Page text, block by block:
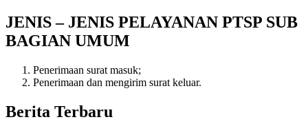
JENIS – JENIS PELAYANAN PTSP SUB
BAGIAN UMUM
Penerimaan surat masuk;
Penerimaan dan mengirim surat keluar.
Berita Terbaru